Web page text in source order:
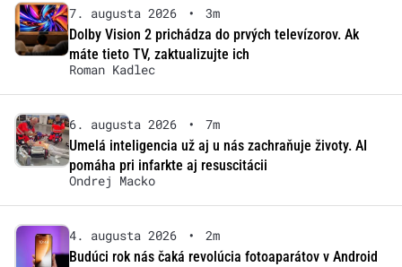
7. augusta 2026 •
3m
Dolby Vision 2 prichádza do prvých televízorov. Ak
máte tieto TV, zaktualizujte ich
Roman Kadlec
6. augusta 2026 •
7m
Umelá inteligencia už aj u nás zachraňuje životy. AI
pomáha pri infarkte aj resuscitácii
Ondrej Macko
4. augusta 2026 •
2m
Budúci rok nás čaká revolúcia fotoaparátov v Android